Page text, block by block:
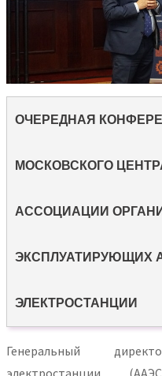
ОЧЕРЕДНАЯ
МОСКОВСКОГО
АССОЦИАЦИИ
ЭКСПЛУАТИРУЮЩИХ
ЭЛЕКТРОСТАНЦИИ
Генеральный
электростанции